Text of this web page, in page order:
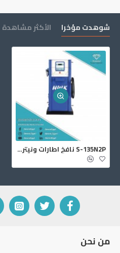
شوهدت مؤخرا الأكثر مشاهدة
S-135N2P نافخ اطارات ونيتروجين
من نحن